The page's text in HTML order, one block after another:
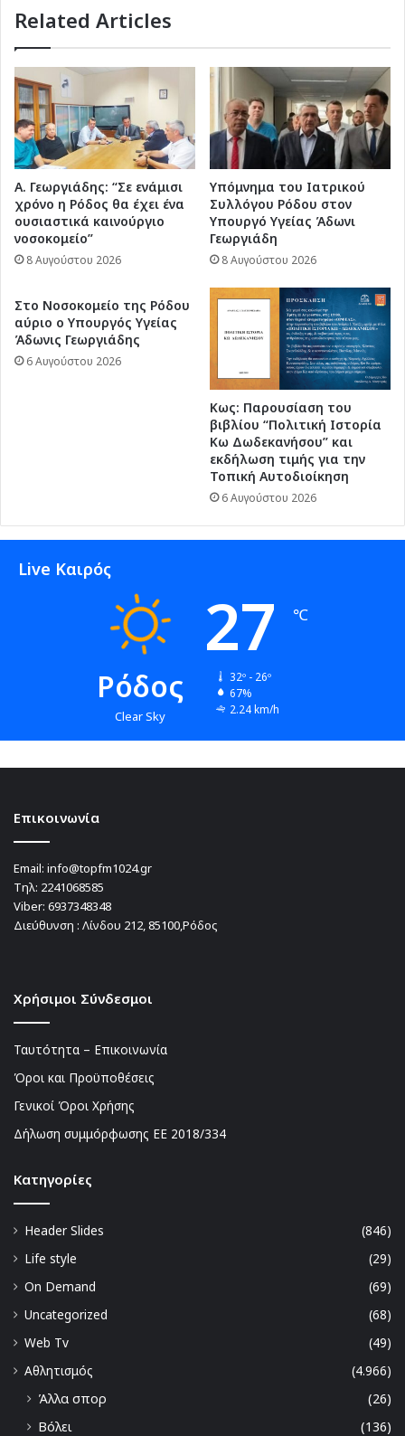
Related Articles
Α. Γεωργιάδης: “Σε ενάμισι
χρόνο η Ρόδος θα έχει ένα
ουσιαστικά καινούργιο
νοσοκομείο”
8 Αυγούστου 2026
Υπόμνημα του Ιατρικού
Συλλόγου Ρόδου στον
Υπουργό Υγείας Άδωνι
Γεωργιάδη
8 Αυγούστου 2026
Στο Νοσοκομείο της Ρόδου
αύριο ο Υπουργός Υγείας
Άδωνις Γεωργιάδης
6 Αυγούστου 2026
Κως: Παρουσίαση του
βιβλίου “Πολιτική Ιστορία
Κω Δωδεκανήσου” και
εκδήλωση τιμής για την
Τοπική Αυτοδιοίκηση
6 Αυγούστου 2026
Live Καιρός
Ρόδος
Clear Sky
27 ℃
32º - 26º
67%
2.24 km/h
Επικοινωνία
Email: info@topfm1024.gr
Τηλ: 2241068585
Viber: 6937348348
Διεύθυνση : Λίνδου 212, 85100,Ρόδος
Χρήσιμοι Σύνδεσμοι
Ταυτότητα – Επικοινωνία
Όροι και Προϋποθέσεις
Γενικοί Όροι Χρήσης
Δήλωση συμμόρφωσης ΕΕ 2018/334
Kατηγορίες
Header Slides
(846)
Life style
(29)
On Demand
(69)
Uncategorized
(68)
Web Tv
(49)
Αθλητισμός
(4.966)
Άλλα σπορ
(26)
Βόλει
(136)